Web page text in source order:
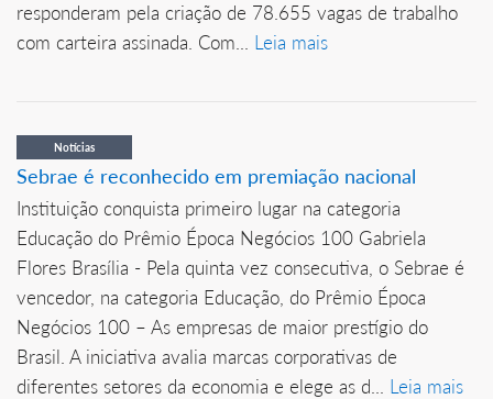
responderam pela criação de 78.655 vagas de trabalho
com carteira assinada. Com... Leia mais
Notícias
Sebrae é reconhecido em premiação nacional
Instituição conquista primeiro lugar na categoria
Educação do Prêmio Época Negócios 100 Gabriela
Flores Brasília - Pela quinta vez consecutiva, o Sebrae é
vencedor, na categoria Educação, do Prêmio Época
Negócios 100 – As empresas de maior prestígio do
Brasil. A iniciativa avalia marcas corporativas de
diferentes setores da economia e elege as d... Leia mais